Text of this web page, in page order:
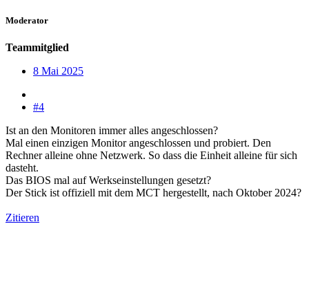
Moderator
Teammitglied
8 Mai 2025
#4
Ist an den Monitoren immer alles angeschlossen?
Mal einen einzigen Monitor angeschlossen und probiert. Den
Rechner alleine ohne Netzwerk. So dass die Einheit alleine für sich
dasteht.
Das BIOS mal auf Werkseinstellungen gesetzt?
Der Stick ist offiziell mit dem MCT hergestellt, nach Oktober 2024?
Zitieren